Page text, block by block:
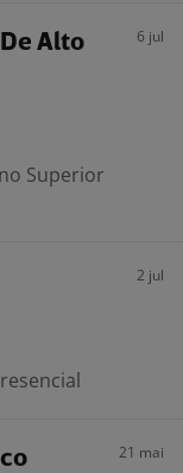
Alto
6 jul
Superior
2 jul
21 mai